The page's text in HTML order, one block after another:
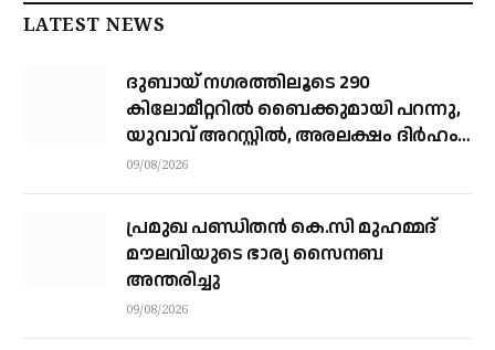
LATEST NEWS
ദുബായ് ന​ഗരത്തിലൂടെ 290
കിലോമീറ്ററില്‍ ബൈക്കുമായി പറന്നു,
യുവാവ് അറസ്റ്റിൽ, അരലക്ഷം ദിർഹം
പിഴ
09/08/2026
പ്രമുഖ പണ്ഡിതൻ കെ.സി മുഹമ്മദ്
മൗലവിയുടെ ഭാര്യ സൈനബ
അന്തരിച്ചു
09/08/2026